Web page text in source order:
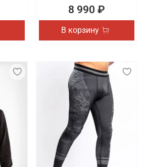
8 990 ₽
В корзину